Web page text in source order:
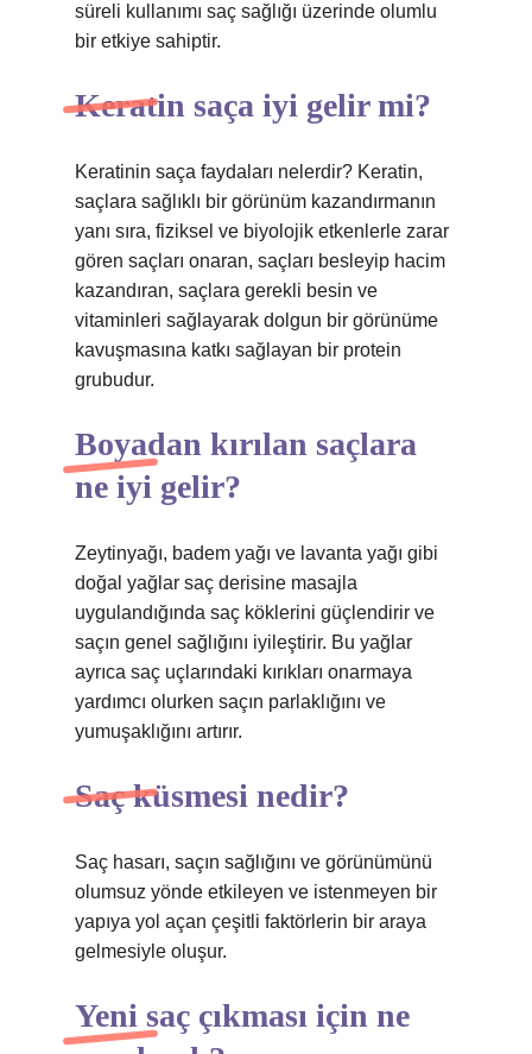
süreli kullanımı saç sağlığı üzerinde olumlu
bir etkiye sahiptir.
Keratin saça iyi gelir mi?
Keratinin saça faydaları nelerdir? Keratin,
saçlara sağlıklı bir görünüm kazandırmanın
yanı sıra, fiziksel ve biyolojik etkenlerle zarar
gören saçları onaran, saçları besleyip hacim
kazandıran, saçlara gerekli besin ve
vitaminleri sağlayarak dolgun bir görünüme
kavuşmasına katkı sağlayan bir protein
grubudur.
Boyadan kırılan saçlara
ne iyi gelir?
Zeytinyağı, badem yağı ve lavanta yağı gibi
doğal yağlar saç derisine masajla
uygulandığında saç köklerini güçlendirir ve
saçın genel sağlığını iyileştirir. Bu yağlar
ayrıca saç uçlarındaki kırıkları onarmaya
yardımcı olurken saçın parlaklığını ve
yumuşaklığını artırır.
Saç küsmesi nedir?
Saç hasarı, saçın sağlığını ve görünümünü
olumsuz yönde etkileyen ve istenmeyen bir
yapıya yol açan çeşitli faktörlerin bir araya
gelmesiyle oluşur.
Yeni saç çıkması için ne